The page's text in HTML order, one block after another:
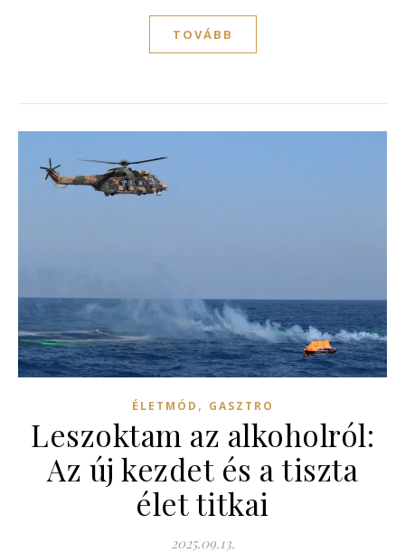
TOVÁBB
ÉLETMÓD , GASZTRO
Leszoktam az alkoholról:
Az új kezdet és a tiszta
élet titkai
2025.09.13.